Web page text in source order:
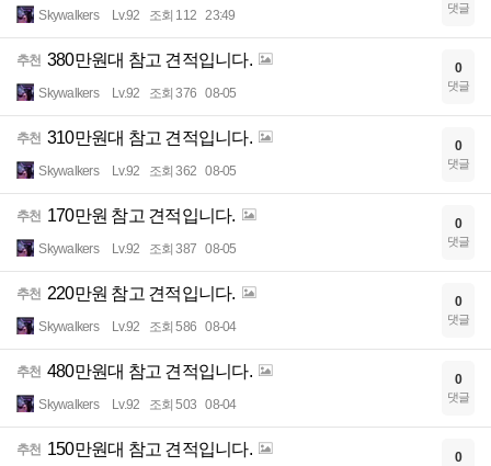
Skywalkers Lv.92 조회 112 23:49 댓글
추천 380만원대 참고 견적입니다.
Skywalkers Lv.92 조회 376 08-05
0
댓글
추천 310만원대 참고 견적입니다.
Skywalkers Lv.92 조회 362 08-05
0
댓글
추천 170만원 참고 견적입니다.
Skywalkers Lv.92 조회 387 08-05
0
댓글
추천 220만원 참고 견적입니다.
Skywalkers Lv.92 조회 586 08-04
0
댓글
추천 480만원대 참고 견적입니다.
Skywalkers Lv.92 조회 503 08-04
0
댓글
추천 150만원대 참고 견적입니다. 0